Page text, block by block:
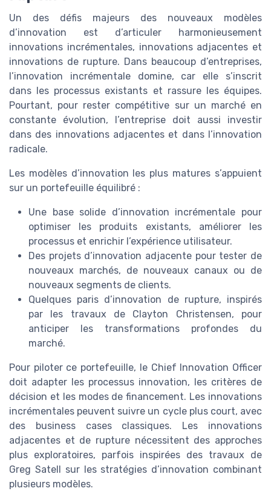
Un des défis majeurs des nouveaux modèles
d’innovation est d’articuler harmonieusement
innovations incrémentales, innovations adjacentes et
innovations de rupture. Dans beaucoup d’entreprises,
l’innovation incrémentale domine, car elle s’inscrit
dans les processus existants et rassure les équipes.
Pourtant, pour rester compétitive sur un marché en
constante évolution, l’entreprise doit aussi investir
dans des innovations adjacentes et dans l’innovation
radicale.
Les modèles d’innovation les plus matures s’appuient
sur un portefeuille équilibré :
Une base solide d’innovation incrémentale pour
optimiser les produits existants, améliorer les
processus et enrichir l’expérience utilisateur.
Des projets d’innovation adjacente pour tester de
nouveaux marchés, de nouveaux canaux ou de
nouveaux segments de clients.
Quelques paris d’innovation de rupture, inspirés
par les travaux de Clayton Christensen, pour
anticiper les transformations profondes du
marché.
Pour piloter ce portefeuille, le Chief Innovation Officer
doit adapter les processus innovation, les critères de
décision et les modes de financement. Les innovations
incrémentales peuvent suivre un cycle plus court, avec
des business cases classiques. Les innovations
adjacentes et de rupture nécessitent des approches
plus exploratoires, parfois inspirées des travaux de
Greg Satell sur les stratégies d’innovation combinant
plusieurs modèles.